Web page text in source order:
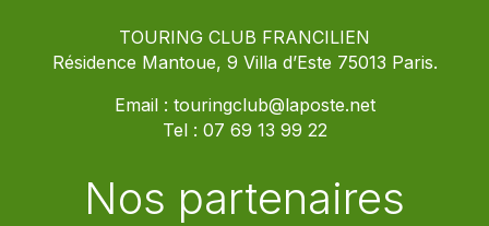
TOURING CLUB FRANCILIEN
Résidence Mantoue, 9 Villa d’Este 75013 Paris.
Email : touringclub@laposte.net
Tel : 07 69 13 99 22
Nos partenaires